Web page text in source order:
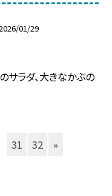
01/29
サラダ、大きなかぶの
31 32 »